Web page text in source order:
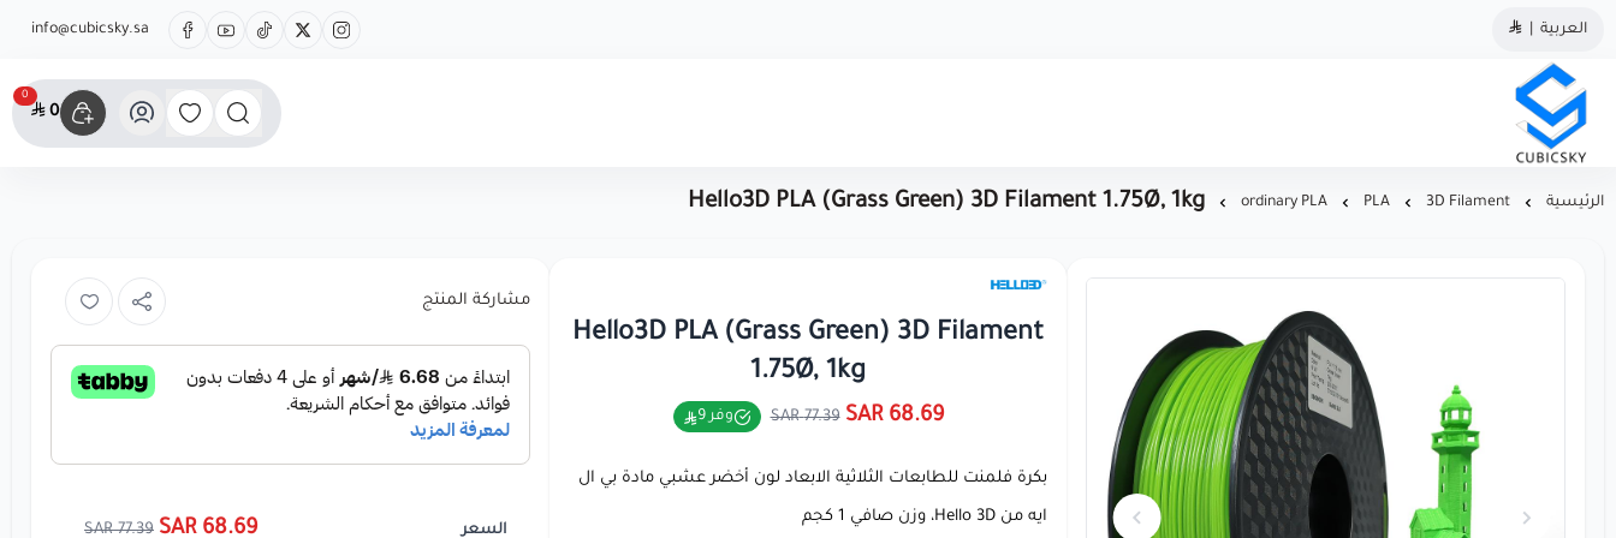
العربية info@cubicsky.sa
مؤسسة كيوبك سكاي
0
0
الرئيسية 3D Filament
PLA
ordinary PLA
Hello3D PLA (Grass Green) 3D Filament 1.75Ø, 1kg
Hello3D PLA (Grass Green) 3D Filament
1.75Ø, 1kg
68.69 SAR
77.39 SAR وفر 9
بكرة فلمنت للطابعات الثلاثية الابعاد لون أخضر عشبي مادة بي ال
ايه من Hello 3D، وزن صافي 1 كجم
مشاركة المنتج
السعر 68.69 SAR
77.39 SAR